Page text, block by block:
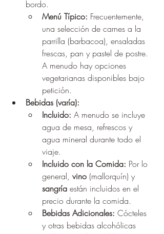
bordo.
Menú Típico: Frecuentemente,
una selección de carnes a la
parrilla (barbacoa), ensaladas
frescas, pan y pastel de postre.
A menudo hay opciones
vegetarianas disponibles bajo
petición.
Bebidas (varía):
Incluido: A menudo se incluye
agua de mesa, refrescos y
agua mineral durante todo el
viaje.
Incluido con la Comida: Por lo
general, vino (mallorquín) y
sangría están incluidos en el
precio durante la comida.
Bebidas Adicionales: Cócteles
y otras bebidas alcohólicas